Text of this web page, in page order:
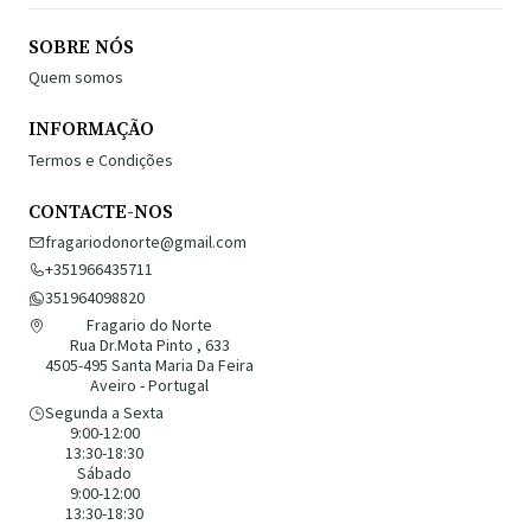
SOBRE NÓS
Quem somos
INFORMAÇÃO
Termos e Condições
CONTACTE-NOS
fragariodonorte@gmail.com
+351966435711
351964098820
Fragario do Norte
Rua Dr.Mota Pinto , 633
4505-495 Santa Maria Da Feira
Aveiro - Portugal
Segunda a Sexta
9:00-12:00
13:30-18:30
Sábado
9:00-12:00
13:30-18:30